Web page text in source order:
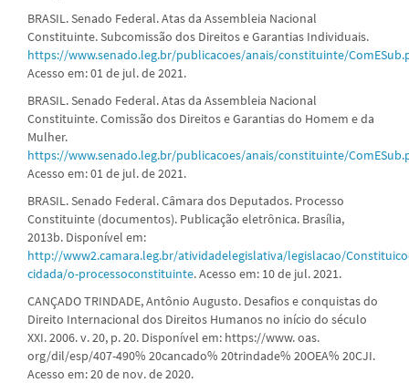
BRASIL. Senado Federal. Atas da Assembleia Nacional
Constituinte. Subcomissão dos Direitos e Garantias Individuais.
https://www.senado.leg.br/publicacoes/anais/constituinte/
Acesso em: 01 de jul. de 2021.
BRASIL. Senado Federal. Atas da Assembleia Nacional
Constituinte. Comissão dos Direitos e Garantias do Homem e da
Mulher.
https://www.senado.leg.br/publicacoes/anais/constituinte/
Acesso em: 01 de jul. de 2021.
BRASIL. Senado Federal. Câmara dos Deputados. Processo
Constituinte (documentos). Publicação eletrônica. Brasília,
2013b. Disponível em:
http://www2.camara.leg.br/atividadelegislativa/legislacao/
cidada/o-processoconstituinte. Acesso em: 10 de jul. 2021.
CANÇADO TRINDADE, Antônio Augusto. Desafios e conquistas do
Direito Internacional dos Direitos Humanos no início do século
XXI. 2006. v. 20, p. 20. Disponível em: https://www. oas.
org/dil/esp/407-490% 20cancado% 20trindade% 20OEA% 20CJI.
Acesso em: 20 de nov. de 2020.